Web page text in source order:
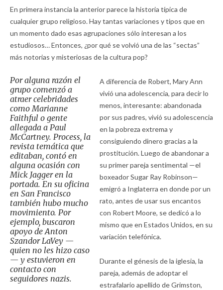
En primera instancia la anterior parece la historia típica de
cualquier grupo religioso. Hay tantas variaciones y tipos que en
un momento dado esas agrupaciones sólo interesan a los
estudiosos… Entonces, ¿por qué se volvió una de las “sectas”
más notorias y misteriosas de la cultura pop?
Por alguna razón el
grupo comenzó a
atraer celebridades
como Marianne
Faithful o gente
allegada a Paul
McCartney. Process, la
revista temática que
editaban, contó en
alguna ocasión con
Mick Jagger en la
portada. En su oficina
en San Francisco
también hubo mucho
movimiento. Por
ejemplo, buscaron
apoyo de Anton
Szandor LaVey —
quien no les hizo caso
— y estuvieron en
contacto con
seguidores nazis.
A diferencia de Robert, Mary Ann
vivió una adolescencia, para decir lo
menos, interesante: abandonada
por sus padres, vivió su adolescencia
en la pobreza extrema y
consiguiendo dinero gracias a la
prostitución. Luego de abandonar a
su primer pareja sentimental —el
boxeador Sugar Ray Robinson—
emigró a Inglaterra en donde por un
rato, antes de usar sus encantos
con Robert Moore, se dedicó a lo
mismo que en Estados Unidos, en su
variación telefónica.
Durante el génesis de la iglesia, la
pareja, además de adoptar el
estrafalario apellido de Grimston,